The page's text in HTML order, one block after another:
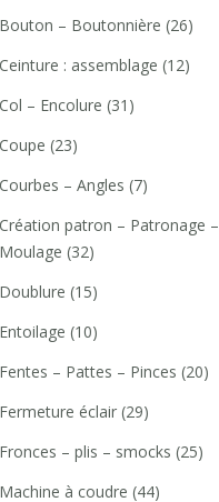
Bouton – Boutonnière (26)
Ceinture : assemblage (12)
Col – Encolure (31)
Coupe (23)
Courbes – Angles (7)
Création patron – Patronage –
Moulage (32)
Doublure (15)
Entoilage (10)
Fentes – Pattes – Pinces (20)
Fermeture éclair (29)
Fronces – plis – smocks (25)
Machine à coudre (44)